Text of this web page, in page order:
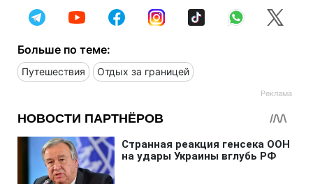
Больше по теме:
Путешествия Отдых за границей